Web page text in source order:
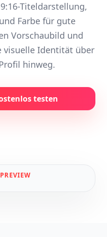
Titeldarstellung,
Farbe für gute
Vorschaubild und
visuelle Identität über
hinweg.
testen